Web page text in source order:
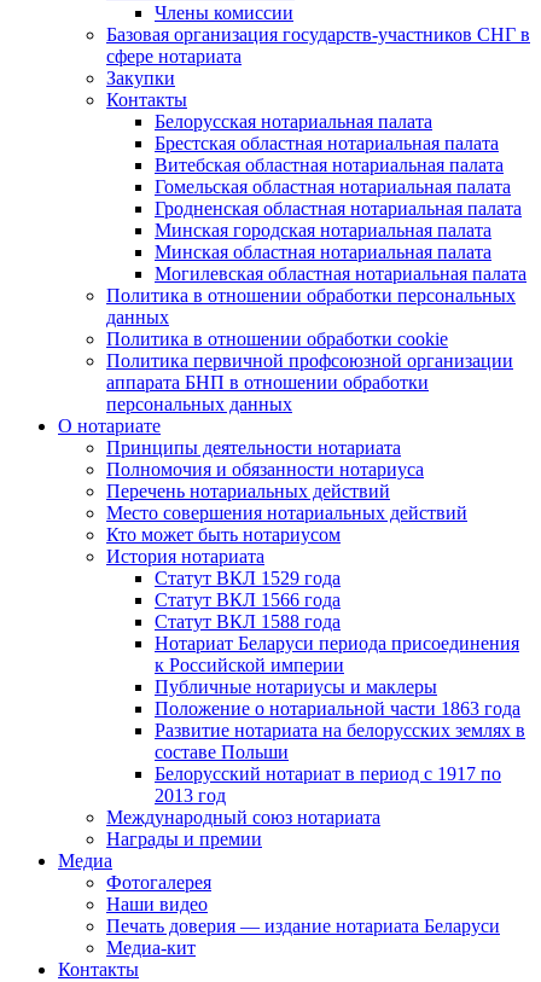
Члены комиссии
Базовая организация государств-участников СНГ в
сфере нотариата
Закупки
Контакты
Белорусская нотариальная палата
Брестская областная нотариальная палата
Витебская областная нотариальная палата
Гомельская областная нотариальная палата
Гродненская областная нотариальная палата
Минская городская нотариальная палата
Минская областная нотариальная палата
Могилевская областная нотариальная палата
Политика в отношении обработки персональных
данных
Политика в отношении обработки cookie
Политика первичной профсоюзной организации
аппарата БНП в отношении обработки
персональных данных
О нотариате
Принципы деятельности нотариата
Полномочия и обязанности нотариуса
Перечень нотариальных действий
Место совершения нотариальных действий
Кто может быть нотариусом
История нотариата
Статут ВКЛ 1529 года
Статут ВКЛ 1566 года
Статут ВКЛ 1588 года
Нотариат Беларуси периода присоединения
к Российской империи
Публичные нотариусы и маклеры
Положение о нотариальной части 1863 года
Развитие нотариата на белорусских землях в
составе Польши
Белорусский нотариат в период с 1917 по
2013 год
Международный союз нотариата
Награды и премии
Медиа
Фотогалерея
Наши видео
Печать доверия — издание нотариата Беларуси
Медиа-кит
Контакты